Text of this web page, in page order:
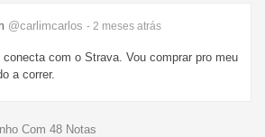
@carlimcarlos - 2 meses atrás
com o Strava. Vou comprar pro meu
a correr.
Com 48 Notas